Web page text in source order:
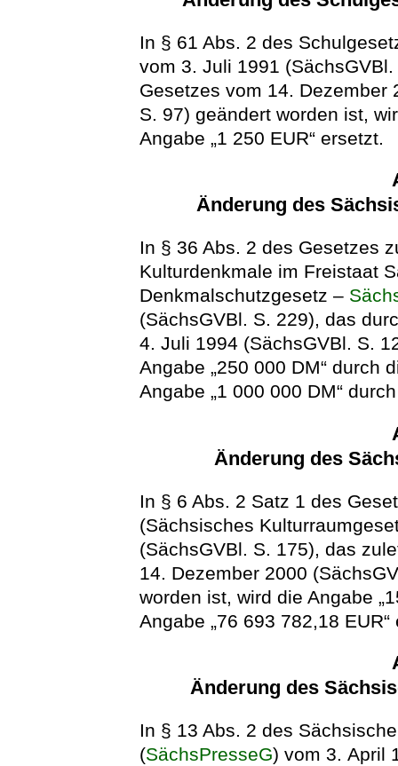
In § 61 Abs. 2 des
vom 3. Juli 1991
Gesetzes vom 14. Dezember
S. 97) geändert worden ist,
Angabe „1 250 EUR“ ersetzt.
Änderung des
In § 36 Abs. 2 des Gesetzes
Kulturdenkmale im Freistaat
Denkmalschutzgesetz –
(SächsGVBl. S. 229), das
4. Juli 1994 (SächsGVBl. S.
Angabe „250 000 DM“ durch
Angabe „1 000 000 DM“
Änderung des
In § 6 Abs. 2 Satz 1 des
(Sächsisches
(SächsGVBl. S. 175), das
14. Dezember 2000
worden ist, wird die Angabe
Angabe „76 693 782,18 EUR“
Änderung des
In § 13 Abs. 2 des
(SächsPresseG) vom 3. April